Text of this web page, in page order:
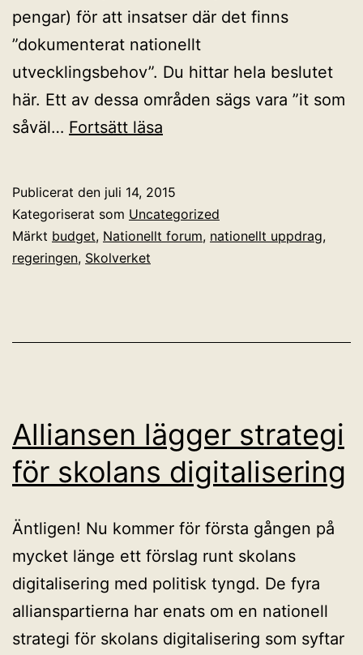
pengar) för att insatser där det finns
”dokumenterat nationellt
utvecklingsbehov”. Du hittar hela beslutet
här. Ett av dessa områden sägs vara ”it som
såväl… Fortsätt läsa
på
it-
Publicerat den juli 14, 2015
Kategoriserat som Uncategorized
Märkt budget, Nationellt forum, nationellt uppdrag,
regeringen, Skolverket
Alliansen lägger strategi
för skolans digitalisering
Äntligen! Nu kommer för första gången på
mycket länge ett förslag runt skolans
digitalisering med politisk tyngd. De fyra
allianspartierna har enats om en nationell
strategi för skolans digitalisering som syftar